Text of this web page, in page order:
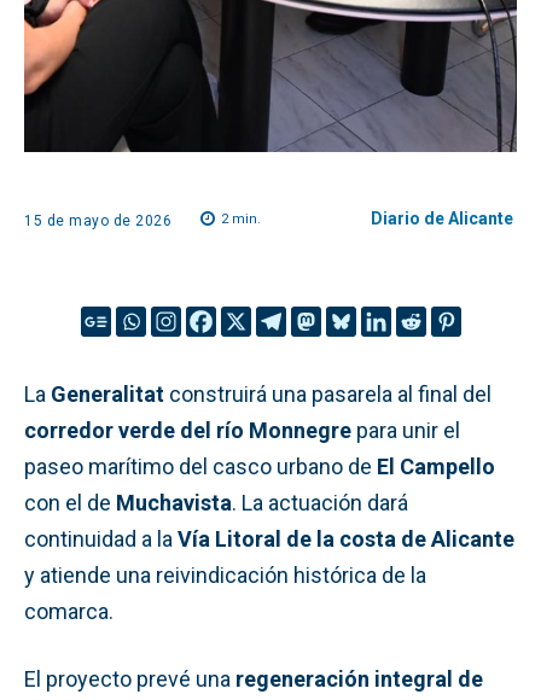
15 de mayo de 2026 2min. Diario de Alicante
La Generalitat construirá una pasarela al final del
corredor verde del río Monnegre para unir el
paseo marítimo del casco urbano de El Campello
con el de Muchavista. La actuación dará
continuidad a la Vía Litoral de la costa de Alicante
y atiende una reivindicación histórica de la
comarca.
El proyecto prevé una regeneración integral de